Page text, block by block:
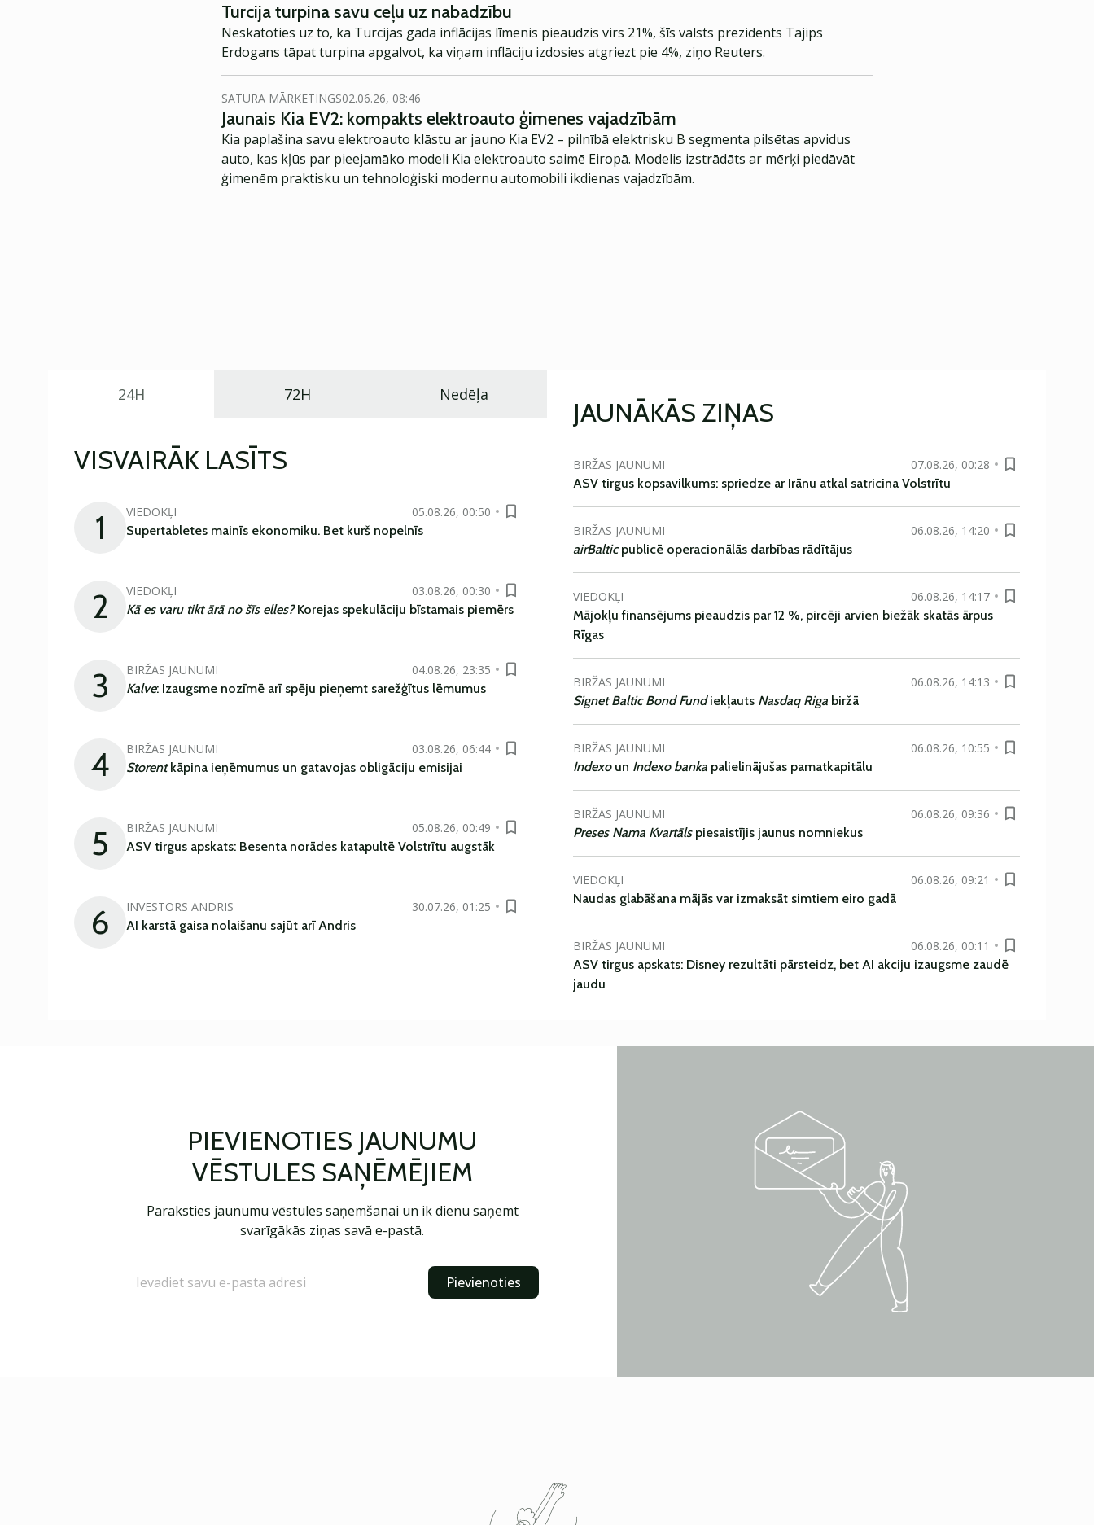
Turcija turpina savu ceļu uz nabadzību
Neskatoties uz to, ka Turcijas gada inflācijas līmenis pieaudzis virs 21%, šīs valsts prezidents Tajips
Erdogans tāpat turpina apgalvot, ka viņam inflāciju izdosies atgriezt pie 4%, ziņo Reuters.
SATURA MĀRKETINGS02.06.26, 08:46
Jaunais Kia EV2: kompakts elektroauto ģimenes vajadzībām
Kia paplašina savu elektroauto klāstu ar jauno Kia EV2 – pilnībā elektrisku B segmenta pilsētas apvidus
auto, kas kļūs par pieejamāko modeli Kia elektroauto saimē Eiropā. Modelis izstrādāts ar mērķi piedāvāt
ģimenēm praktisku un tehnoloģiski modernu automobili ikdienas vajadzībām.
24H 72H Nedēļa
VISVAIRĀK LASĪTS
1 VIEDOKĻI
05.08.26, 00:50
Supertabletes mainīs ekonomiku. Bet kurš nopelnīs
2 VIEDOKĻI
03.08.26, 00:30
Kā es varu tikt ārā no šīs elles?Korejas spekulāciju bīstamais piemērs
3 BIRŽAS JAUNUMI
04.08.26, 23:35
Kalve: Izaugsme nozīmē arī spēju pieņemt sarežģītus lēmumus
4 BIRŽAS JAUNUMI
03.08.26, 06:44
Storentkāpina ieņēmumus un gatavojas obligāciju emisijai
5 BIRŽAS JAUNUMI
05.08.26, 00:49
ASV tirgus apskats: Besenta norādes katapultē Volstrītu augstāk
6 INVESTORS ANDRIS
30.07.26, 01:25
AI karstā gaisa nolaišanu sajūt arī Andris
JAUNĀKĀS ZIŅAS
BIRŽAS JAUNUMI
07.08.26, 00:28
ASV tirgus kopsavilkums: spriedze ar Irānu atkal satricina Volstrītu
BIRŽAS JAUNUMI
06.08.26, 14:20
airBalticpublicē operacionālās darbības rādītājus
VIEDOKĻI
06.08.26, 14:17
Mājokļu finansējums pieaudzis par 12 %, pircēji arvien biežāk skatās ārpus
Rīgas
BIRŽAS JAUNUMI
06.08.26, 14:13
Signet Baltic Bond Fundiekļauts Nasdaq Riga biržā
BIRŽAS JAUNUMI
06.08.26, 10:55
Indexoun Indexo banka palielinājušas pamatkapitālu
BIRŽAS JAUNUMI
06.08.26, 09:36
Preses Nama Kvartāls piesaistījis jaunus nomniekus
VIEDOKĻI
06.08.26, 09:21
Naudas glabāšana mājās var izmaksāt simtiem eiro gadā
BIRŽAS JAUNUMI
06.08.26, 00:11
ASV tirgus apskats: Disney rezultāti pārsteidz, bet AI akciju izaugsme zaudē
jaudu
PIEVIENOTIES JAUNUMU
VĒSTULES SAŅĒMĒJIEM
Paraksties jaunumu vēstules saņemšanai un ik dienu saņemt
svarīgākās ziņas savā e-pastā.
Pievienoties